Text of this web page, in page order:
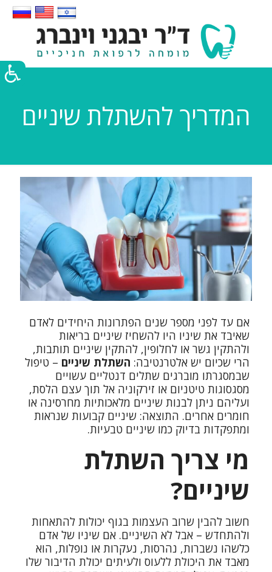
המדריך להשתלת שיניים
אם עד לפני מספר שנים הפתרונות היחידים לאדם
שאיבד את שיניו היו להשחיז שיניים בריאות
ולהתקין גשר או לחלופין, להתקין שיניים תותבות,
הרי שכיום יש אלטרנטיבה: השתלת שיניים – טיפול
שבמסגרתו מוברגים שתלים דנטליים עשויים
מסגסוגות טיטניום או זירקוניה אל תוך עצם הלסת,
ועליהם ניתן לבנות שיניים מלאכותיות מחרסינה או
חומרים אחרים. התוצאה: שיניים קבועות שנראות
ומתפקדות בדיוק כמו שיניים טבעיות.
מי צריך השתלת
שיניים?
חשוב להבין שרוב העצמות בגוף יכולות להתאחות
ולהתחדש – אבל לא השיניים. אם שיניו של אדם
כלשהו נשברות, נהרסות, נעקרות או נופלות, הוא
מאבד את היכולת ללעוס ולעיתים יכולת הדיבור שלו